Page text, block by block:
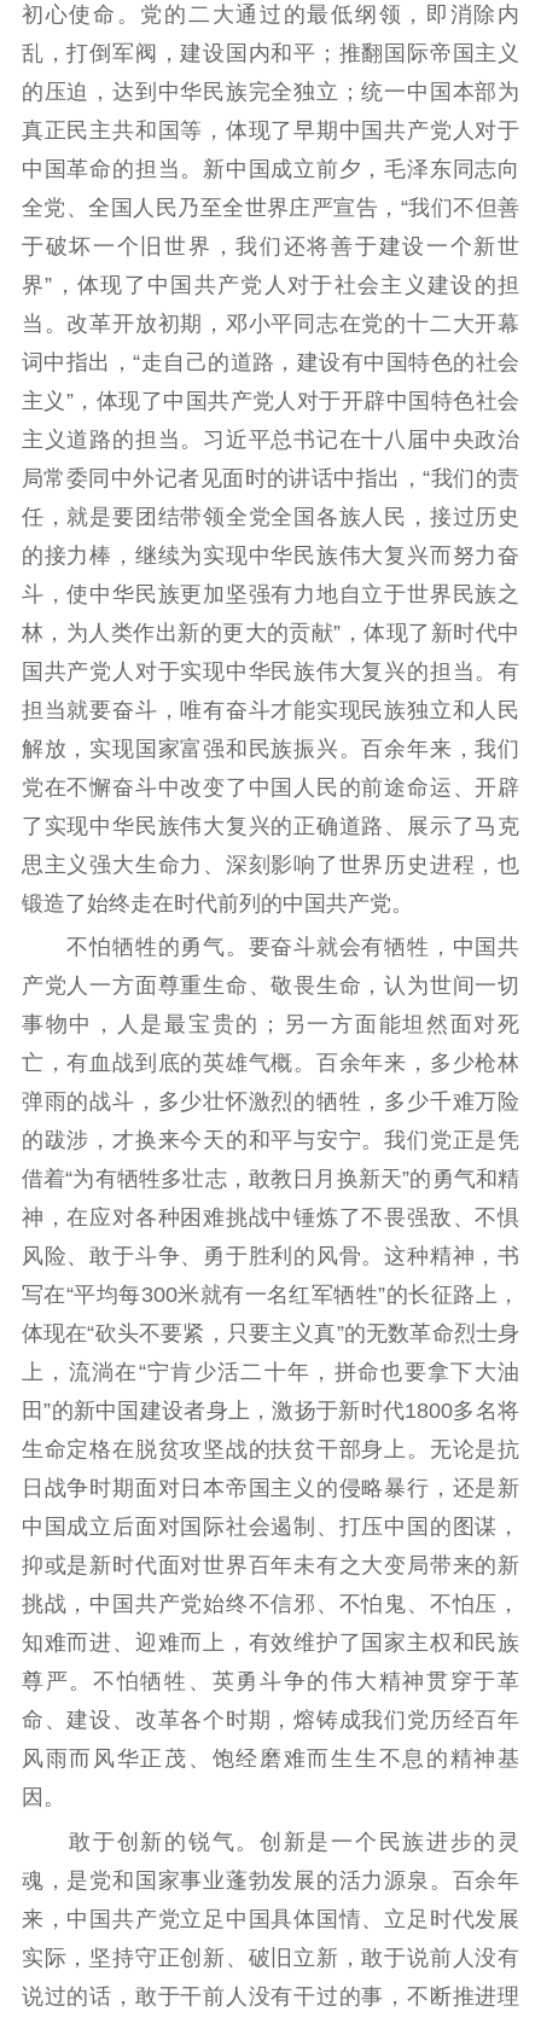
初心使命。党的二大通过的最低纲领，即消除内
乱，打倒军阀，建设国内和平；推翻国际帝国主义
的压迫，达到中华民族完全独立；统一中国本部为
真正民主共和国等，体现了早期中国共产党人对于
中国革命的担当。新中国成立前夕，毛泽东同志向
全党、全国人民乃至全世界庄严宣告，“我们不但善
于破坏一个旧世界，我们还将善于建设一个新世
界”，体现了中国共产党人对于社会主义建设的担
当。改革开放初期，邓小平同志在党的十二大开幕
词中指出，“走自己的道路，建设有中国特色的社会
主义”，体现了中国共产党人对于开辟中国特色社会
主义道路的担当。习近平总书记在十八届中央政治
局常委同中外记者见面时的讲话中指出，“我们的责
任，就是要团结带领全党全国各族人民，接过历史
的接力棒，继续为实现中华民族伟大复兴而努力奋
斗，使中华民族更加坚强有力地自立于世界民族之
林，为人类作出新的更大的贡献”，体现了新时代中
国共产党人对于实现中华民族伟大复兴的担当。有
担当就要奋斗，唯有奋斗才能实现民族独立和人民
解放，实现国家富强和民族振兴。百余年来，我们
党在不懈奋斗中改变了中国人民的前途命运、开辟
了实现中华民族伟大复兴的正确道路、展示了马克
思主义强大生命力、深刻影响了世界历史进程，也
锻造了始终走在时代前列的中国共产党。
不怕牺牲的勇气。要奋斗就会有牺牲，中国共
产党人一方面尊重生命、敬畏生命，认为世间一切
事物中，人是最宝贵的；另一方面能坦然面对死
亡，有血战到底的英雄气概。百余年来，多少枪林
弹雨的战斗，多少壮怀激烈的牺牲，多少千难万险
的跋涉，才换来今天的和平与安宁。我们党正是凭
借着“为有牺牲多壮志，敢教日月换新天”的勇气和精
神，在应对各种困难挑战中锤炼了不畏强敌、不惧
风险、敢于斗争、勇于胜利的风骨。这种精神，书
写在“平均每300米就有一名红军牺牲”的长征路上，
体现在“砍头不要紧，只要主义真”的无数革命烈士身
上，流淌在“宁肯少活二十年，拼命也要拿下大油
田”的新中国建设者身上，激扬于新时代1800多名将
生命定格在脱贫攻坚战的扶贫干部身上。无论是抗
日战争时期面对日本帝国主义的侵略暴行，还是新
中国成立后面对国际社会遏制、打压中国的图谋，
抑或是新时代面对世界百年未有之大变局带来的新
挑战，中国共产党始终不信邪、不怕鬼、不怕压，
知难而进、迎难而上，有效维护了国家主权和民族
尊严。不怕牺牲、英勇斗争的伟大精神贯穿于革
命、建设、改革各个时期，熔铸成我们党历经百年
风雨而风华正茂、饱经磨难而生生不息的精神基
因。
敢于创新的锐气。创新是一个民族进步的灵
魂，是党和国家事业蓬勃发展的活力源泉。百余年
来，中国共产党立足中国具体国情、立足时代发展
实际，坚持守正创新、破旧立新，敢于说前人没有
说过的话，敢于干前人没有干过的事，不断推进理